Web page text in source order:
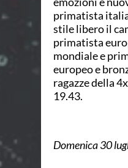
primatista
stile libero il
primatista
mondiale e
europeo e
ragazze della
19.43.
Domenica 30